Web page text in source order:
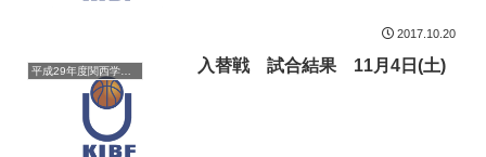
2017.10.20
平成29年度関西学生バスケットボールリーグ戦 入替戦 試合結果 11月4日(土)